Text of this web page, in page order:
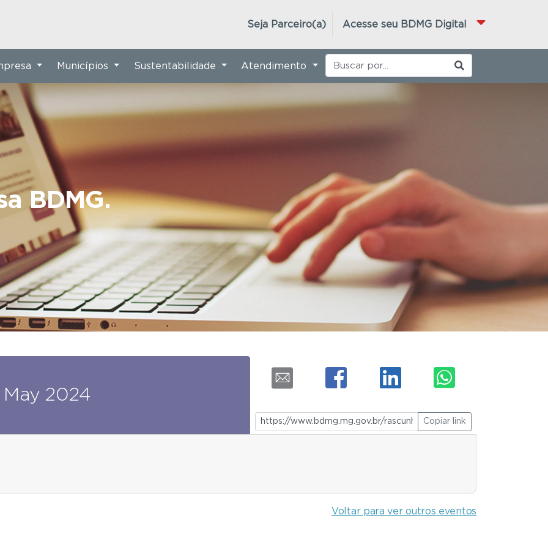
Acesse seu BDMG Digital
Seja Parceiro(a)
BDMG.
Municípios Sustentabilidade Atendimento
May 2024
Copiar link
Voltar para ver outros eventos